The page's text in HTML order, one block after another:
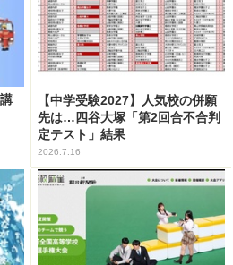
【中学受験2027】人気校の併願
先は…四谷大塚「第2回合不合判
定テスト」結果
2026.7.16